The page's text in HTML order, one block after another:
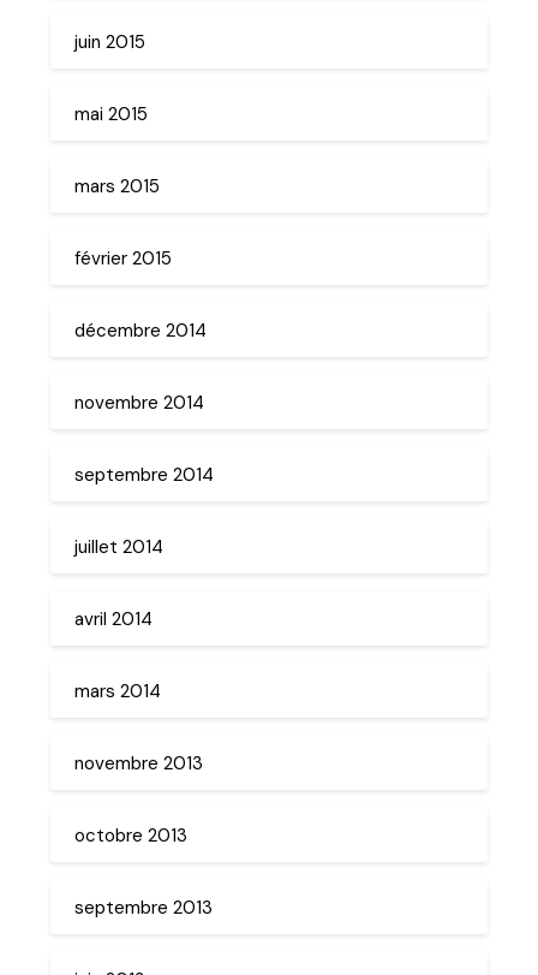
juin 2015
mai 2015
mars 2015
février 2015
décembre 2014
novembre 2014
septembre 2014
juillet 2014
avril 2014
mars 2014
novembre 2013
octobre 2013
septembre 2013